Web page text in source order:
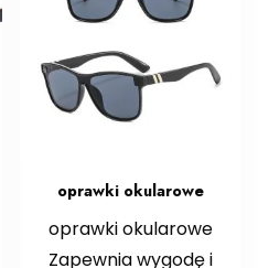
oprawki okularowe
oprawki okularowe
Zapewnia wygodę i